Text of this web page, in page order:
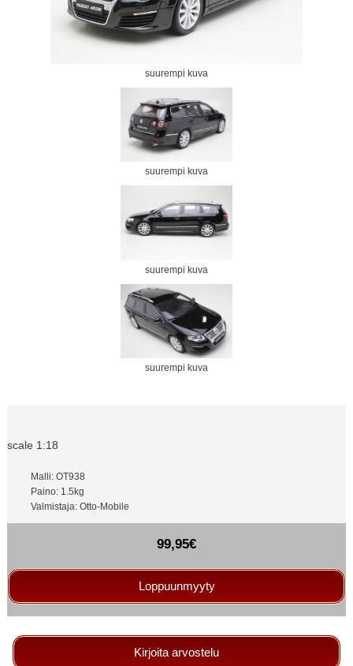
suurempi kuva
suurempi kuva
suurempi kuva
suurempi kuva
scale 1:18
Malli: OT938
Paino: 1.5kg
Valmistaja: Otto-Mobile
99,95€
Loppuunmyyty
Kirjoita arvostelu